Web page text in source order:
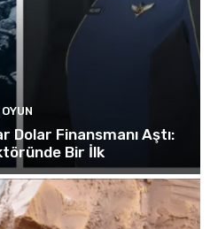
OYUN
Dolar Finansmanı Aştı:
Bir İlk